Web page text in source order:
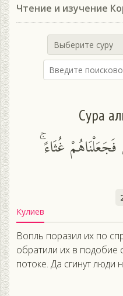
Чтение и изучение
Выберите суру
Сура
غُثَاءً
Кулиев
Вопль поразил их по
обратили их в подобие
потоке. Да сгинут люди